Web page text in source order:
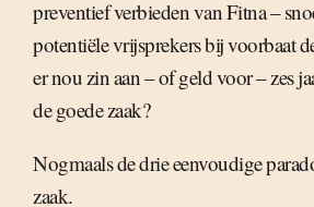
preventief verbieden van Fitna –
potentiële vrijsprekers bij voorbaat
er nou zin aan – of geld voor – zes
de goede zaak?
Nogmaals de drie eenvoudige
zaak.